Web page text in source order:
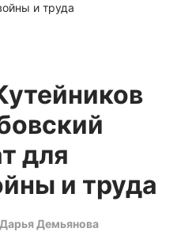
и труда
для
и труда
Дарья Демьянова